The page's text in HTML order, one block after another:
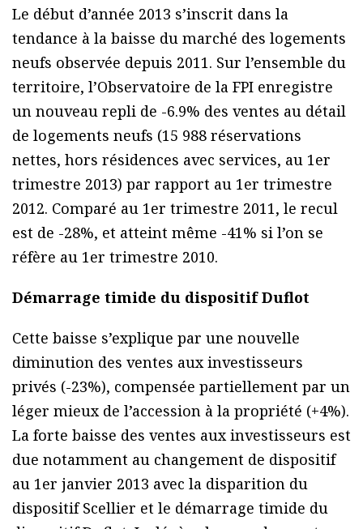
Le début d’année 2013 s’inscrit dans la
tendance à la baisse du marché des logements
neufs observée depuis 2011. Sur l’ensemble du
territoire, l’Observatoire de la FPI enregistre
un nouveau repli de -6.9% des ventes au détail
de logements neufs (15 988 réservations
nettes, hors résidences avec services, au 1er
trimestre 2013) par rapport au 1er trimestre
2012. Comparé au 1er trimestre 2011, le recul
est de -28%, et atteint même -41% si l’on se
réfère au 1er trimestre 2010.
Démarrage timide du dispositif Duflot
Cette baisse s’explique par une nouvelle
diminution des ventes aux investisseurs
privés (-23%), compensée partiellement par un
léger mieux de l’accession à la propriété (+4%).
La forte baisse des ventes aux investisseurs est
due notamment au changement de dispositif
au 1er janvier 2013 avec la disparition du
dispositif Scellier et le démarrage timide du